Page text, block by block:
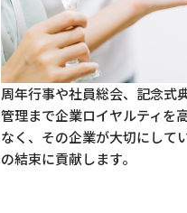
周年行事や社員総会、記念式
管理まで企業ロイヤルティを
なく、その企業が大切にして
の結束に貢献します。